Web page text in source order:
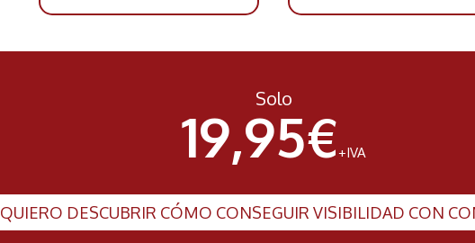
Solo
19,95€+IVA
QUIERO DESCUBRIR CÓMO CONSEGUIR VISIBILIDAD CON